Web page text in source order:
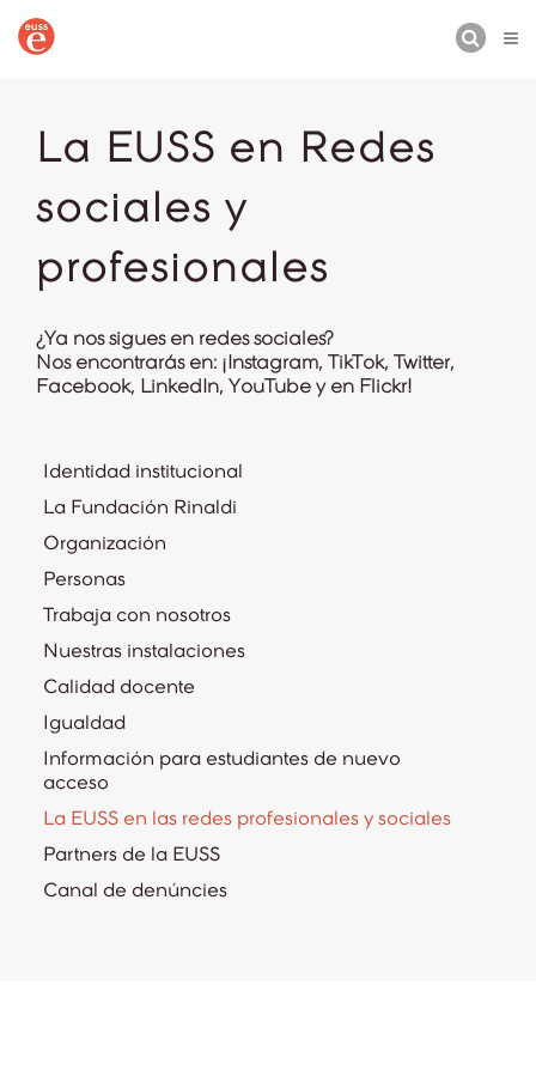
La EUSS en Redes
sociales y
profesionales
¿Ya nos sigues en redes sociales?
Nos encontrarás en: ¡Instagram, TikTok, Twitter,
Facebook, LinkedIn, YouTube y en Flickr!
Identidad institucional
La Fundación Rinaldi
Organización
Personas
Trabaja con nosotros
Nuestras instalaciones
Calidad docente
Igualdad
Información para estudiantes de nuevo
acceso
La EUSS en las redes profesionales y sociales
Partners de la EUSS
Canal de denúncies